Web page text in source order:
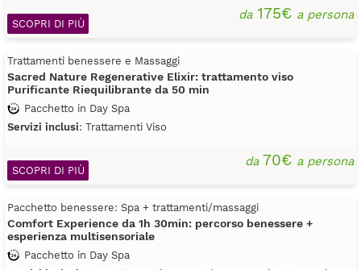
da175€ a persona
SCOPRI DI PIÙ
Trattamenti benessere e Massaggi
Sacred Nature Regenerative Elixir: trattamento viso
Purificante Riequilibrante da 50 min
Pacchetto in Day Spa
Servizi inclusi: Trattamenti Viso
da70€ a persona
SCOPRI DI PIÙ
Pacchetto benessere: Spa + trattamenti/massaggi
Comfort Experience da 1h 30min: percorso benessere +
esperienza multisensoriale
Pacchetto in Day Spa